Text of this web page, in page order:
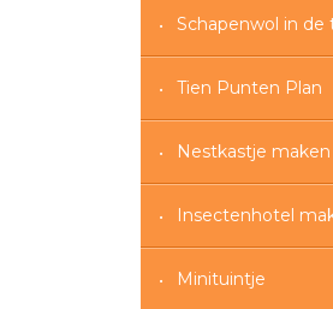
Schapenwol in de
Tien Punten Plan
Nestkastje maken
Insectenhotel
Minituintje